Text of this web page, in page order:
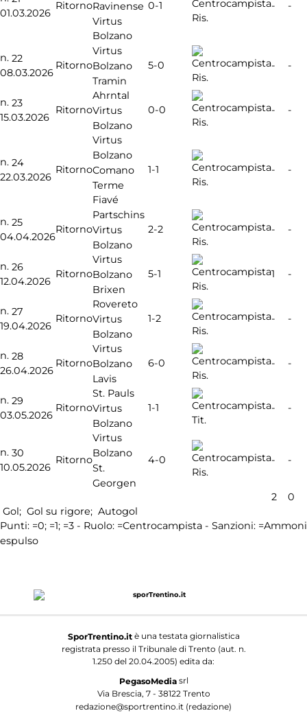
01.03.2026
RitornoRavinense
Virtus
Bolzano
0-1
Ris.
- -
n. 22
08.03.2026
Ritorno
Virtus
Bolzano
Tramin
5-0
Ris.
- -
n. 23
15.03.2026
Ritorno
Ahrntal
Virtus
Bolzano
0-0
Ris.
- -
n. 24
22.03.2026
Ritorno
Virtus
Bolzano
Comano
Terme
Fiavé
1-1
Ris.
- -
n. 25
04.04.2026
Ritorno
Partschins
Virtus
Bolzano
2-2
Ris.
- -
n. 26
12.04.2026
Ritorno
Virtus
Bolzano
Brixen
5-1
Ris.
1 -
n. 27
19.04.2026
Ritorno
Rovereto
Virtus
Bolzano
1-2
Ris.
- -
n. 28
26.04.2026
Ritorno
Virtus
Bolzano
Lavis
6-0
Ris.
- -
n. 29
03.05.2026
Ritorno
St. Pauls
Virtus
Bolzano
1-1
Tit.
- -
n. 30
10.05.2026
Ritorno
Virtus
Bolzano
St.
Georgen
4-0
Ris.
- -
2
0
Gol; Gol su rigore; Autogol
Punti: =0; =1; =3 - Ruolo: =Centrocampista - Sanzioni:
espulso
SporTrentino.itè una testata giornalistica
registrata presso il Tribunale di Trento (aut. n.
1.250 del 20.04.2005) edita da:
PegasoMediasrl
Via Brescia, 7 - 38122 Trento
redazione@sportrentino.it (redazione)